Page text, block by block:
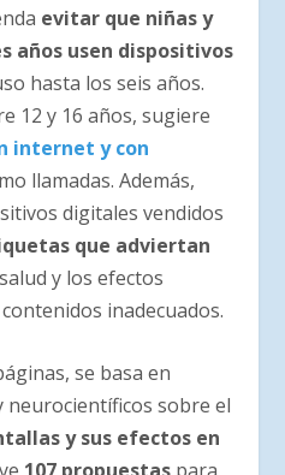
evitar que niñas y
años usen dispositivos
hasta los seis años.
12 y 16 años, sugiere
internet y con
llamadas. Además,
digitales vendidos
que adviertan
y los efectos
inadecuados.
se basa en
neurocientíficos sobre el
y sus efectos en